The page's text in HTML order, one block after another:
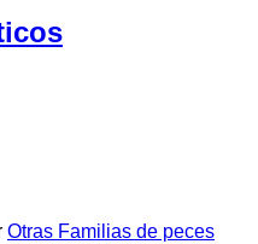
Otras Familias de peces